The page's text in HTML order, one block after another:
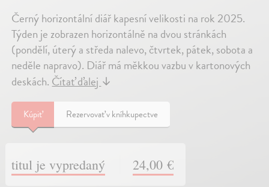
Černý horizontální diář kapesní velikosti na rok 2025.
Týden je zobrazen horizontálně na dvou stránkách
(pondělí, úterý a středa nalevo, čtvrtek, pátek, sobota a
neděle napravo). Diář má měkkou vazbu v kartonových
deskách.Čítať ďalej↓
Kúpiť Rezervovať v kníhkupectve
titul je vypredaný 24,00 €